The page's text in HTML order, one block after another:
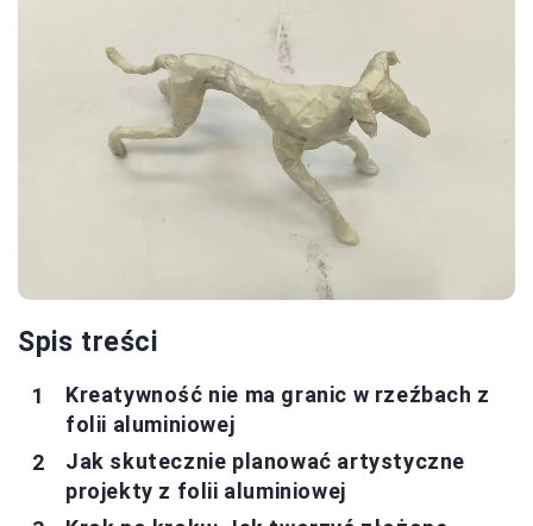
Spis treści
Kreatywność nie ma granic w rzeźbach z
folii aluminiowej
Jak skutecznie planować artystyczne
projekty z folii aluminiowej